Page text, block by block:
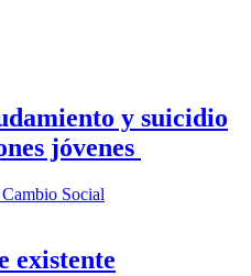
y suicidio
jóvenes
Social
existente